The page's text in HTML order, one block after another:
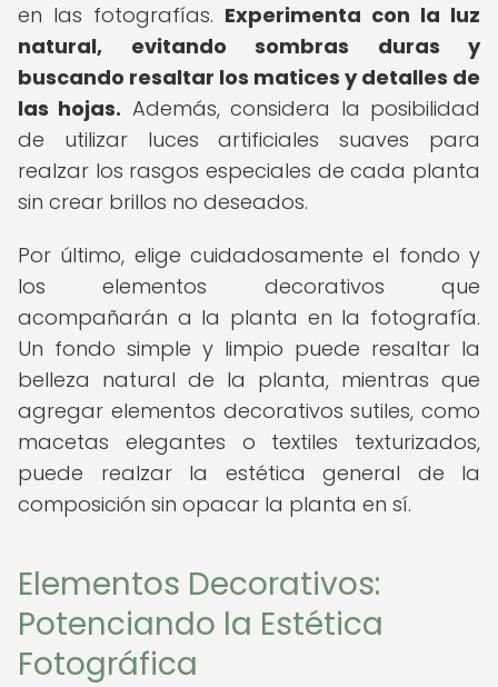
en las fotografías. Experimenta con la luz
natural, evitando sombras duras y
buscando resaltar los matices y detalles de
las hojas. Además, considera la posibilidad
de utilizar luces artificiales suaves para
realzar los rasgos especiales de cada planta
sin crear brillos no deseados.
Por último, elige cuidadosamente el fondo y
los elementos decorativos que
acompañarán a la planta en la fotografía.
Un fondo simple y limpio puede resaltar la
belleza natural de la planta, mientras que
agregar elementos decorativos sutiles, como
macetas elegantes o textiles texturizados,
puede realzar la estética general de la
composición sin opacar la planta en sí.
Elementos Decorativos:
Potenciando la Estética
Fotográfica